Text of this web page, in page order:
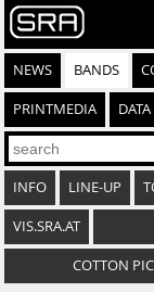
NEWS BANDS
PRINTMEDIA DATA
INFO LINE-UP
VIS.SRA.AT
COTTON